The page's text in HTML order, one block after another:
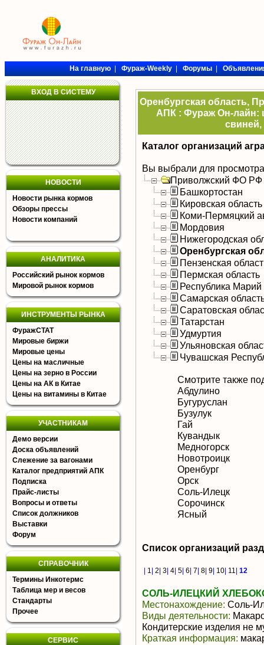
На главную|Фураж-Weekly|Форумы|
ВХОД В СИСТЕМУ
НОВОСТИ
Новости рынка кормов
Обзоры прессы
Новости компаний
АНАЛИТИКА
Российский рынок кормов
Мировой рынок кормов
ИНСТРУМЕНТЫ РЫНКА
ФуражСТАТ
Мировые биржи
Мировые цены
Цены на масличные
Цены на зерно в России
Цены на АК в Китае
Цены на витамины в Китае
УЧАСТНИКАМ
Демо версии
Доска объявлений
Слежение за вагонами
Каталог предприятий АПК
Подписка
Прайс-листы
Вопросы и ответы
Список должников
Выставки
Форум
СПРАВОЧНИК
Термины Инкотермс
Таблица мер и весов
Стандарты
Прочее
СЕРВИС
Оренбургская область,
АПК : Фураж Он-лайн:
Каталог организаций
Вы выбрали для
Приволжский ФО РФ
Башкортостан
Кировская область
Коми-Пермяцкий
Мордовия
Нижегородская
Оренбургская
Пензенская
Пермская область
Республика
Самарская
Саратовская
Татарстан
Удмуртия
Ульяновская
Чувашская
Смотрите также
Абдулино
Бугуруслан
Бузулук
Гай
Кувандык
Медногорск
Новотроицк
Оренбург
Орск
Соль-Илецк
Сорочинск
Ясный
Список организаций
1 2 3 4 5 6 7 8 9 10 11 12
СОЛЬ-ИЛЕЦКИЙ
Местонахождение: Соль-
Виды деятельности:
Кондитерские изделия не
Краткая информация: